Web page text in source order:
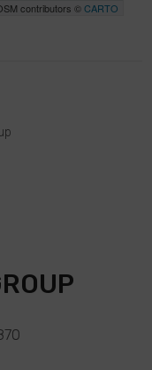
contributors ©CARTO